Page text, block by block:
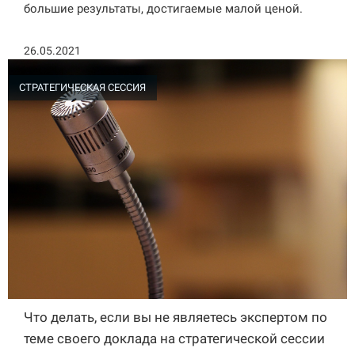
большие результаты, достигаемые малой ценой.
26.05.2021
СТРАТЕГИЧЕСКАЯ СЕССИЯ
Что делать, если вы не являетесь экспертом по
теме своего доклада на стратегической сессии